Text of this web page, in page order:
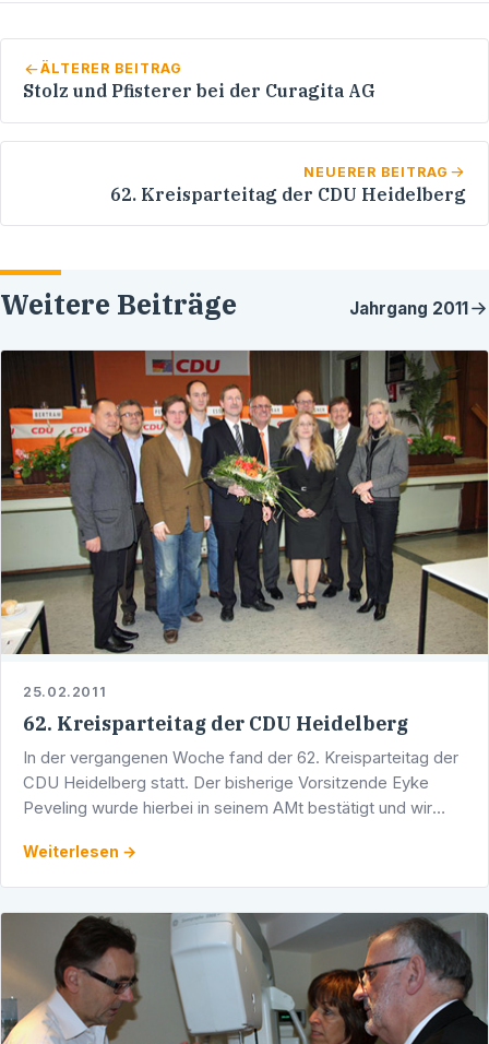
ÄLTERER BEITRAG
Stolz und Pfisterer bei der Curagita AG
NEUERER BEITRAG
62. Kreisparteitag der CDU Heidelberg
Weitere Beiträge Jahrgang 2011
25.02.2011
62. Kreisparteitag der CDU Heidelberg
In der vergangenen Woche fand der 62. Kreisparteitag der
CDU Heidelberg statt. Der bisherige Vorsitzende Eyke
Peveling wurde hierbei in seinem AMt bestätigt und wir
Weiterlesen →